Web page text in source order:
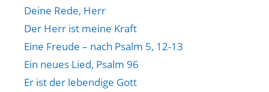
Deine Rede, Herr
Der Herr ist meine Kraft
Eine Freude – nach Psalm 5, 12-13
Ein neues Lied, Psalm 96
Er ist der lebendige Gott